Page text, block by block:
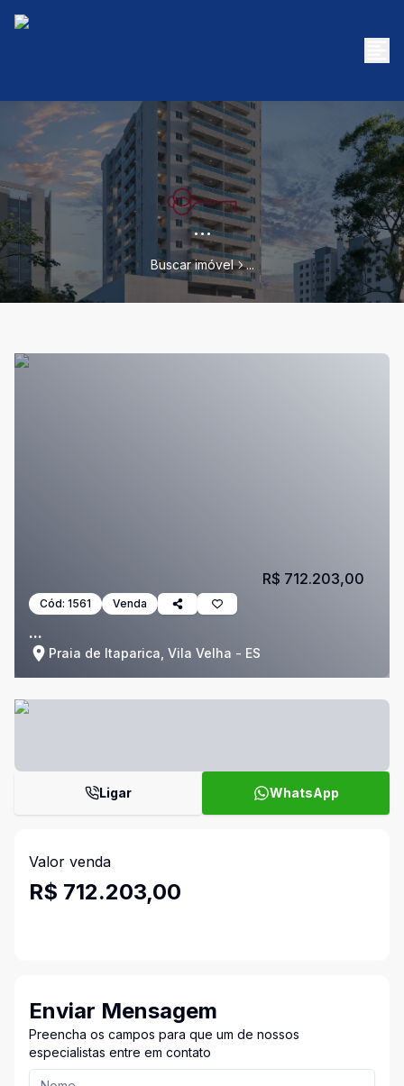
...
Buscar imóvel ...
Cód: 1561 Venda
...
Praia de Itaparica, Vila Velha - ES
R$ 712.203,00
Ligar WhatsApp
Valor venda
R$ 712.203,00
Enviar Mensagem
Preencha os campos para que um de nossos
especialistas entre em contato